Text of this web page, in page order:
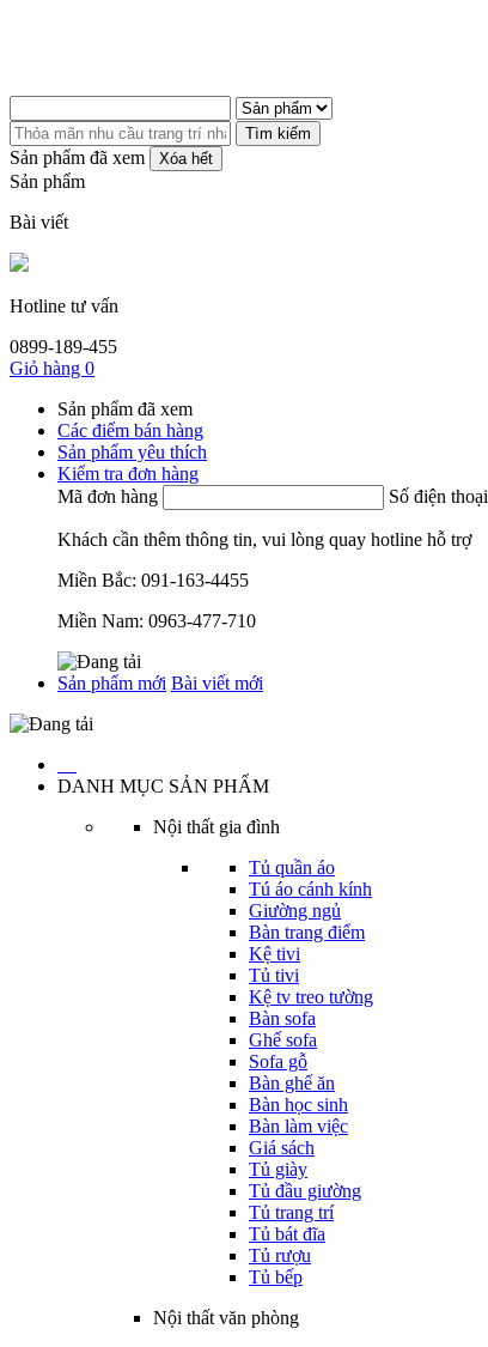
Tìm kiếm
Sản phẩm đã xem Xóa hết
Sản phẩm
Bài viết
Hotline tư vấn
0899-189-455
Giỏ hàng 0
Sản phẩm đã xem
Các điểm bán hàng
Sản phẩm yêu thích
Kiểm tra đơn hàng
Mã đơn hàng
Số điện thoại
Khách cần thêm thông tin, vui lòng quay hotline hỗ trợ
Miền Bắc: 091-163-4455
Miền Nam: 0963-477-710
Sản phẩm mới Bài viết mới
DANH MỤC SẢN PHẨM
Nội thất gia đình
Tủ quần áo
Tú áo cánh kính
Giường ngủ
Bàn trang điểm
Kệ tivi
Tủ tivi
Kệ tv treo tường
Bàn sofa
Ghế sofa
Sofa gỗ
Bàn ghế ăn
Bàn học sinh
Bàn làm việc
Giá sách
Tủ giày
Tủ đầu giường
Tủ trang trí
Tủ bát đĩa
Tủ rượu
Tủ bếp
Nội thất văn phòng